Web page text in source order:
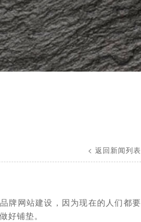
< 返回新闻列表
牌网站建设，因为现在的人们都要
好铺垫。